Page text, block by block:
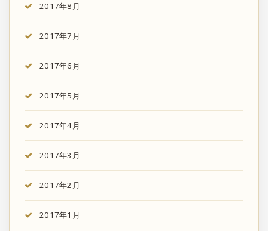
2017年8月
2017年7月
2017年6月
2017年5月
2017年4月
2017年3月
2017年2月
2017年1月